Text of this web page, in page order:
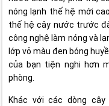
nóng lạnh thế hệ mới
thế hệ cây nước trước
công nghệ làm nóng và
lớp vỏ màu đen bóng
của bạn tiện nghi hơn
phòng.
Khác với các dòng